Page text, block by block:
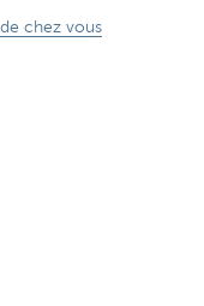
chez vous